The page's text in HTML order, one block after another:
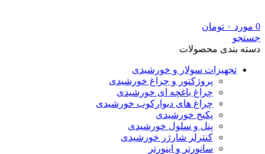
0 مورد ۰ تومان
جستجو
دسته بندی محصولات
تجهیزات سولار و خورشیدی
پروژکتور و چراغ خورشیدی
چراغ باغچه ای خورشیدی
چراغ های دیوارکوب خورشیدی
پکیج خورشیدی
پنل و سلول خورشیدی
کنترلر شارژر خورشیدی
سانورتر و اینورتر